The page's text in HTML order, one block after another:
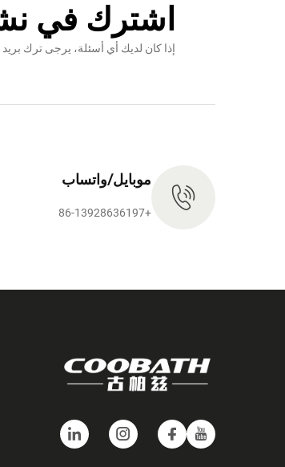
اشترك في
إذا كان لديك أي أسئلة، يرجى ترك
موبايل/واتساب
+86-13928636197